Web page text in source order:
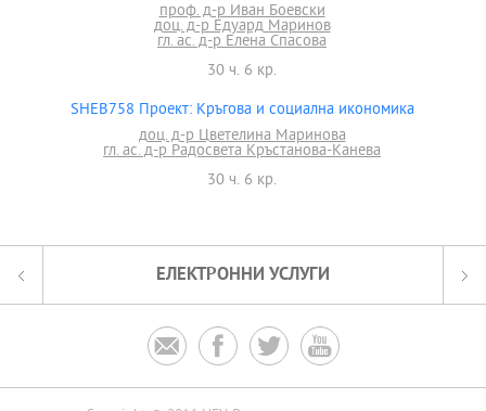
проф. д-р Иван Боевски
доц. д-р Едуард Маринов
гл. ас. д-р Елена Спасова
30 ч. 6 кр.
SHEB758 Проект: Кръгова и социална икономика
доц. д-р Цветелина Маринова
гл. ас. д-р Радосвета Кръстанова-Канева
30 ч. 6 кр.
ЕЛЕКТРОННИ УСЛУГИ
   